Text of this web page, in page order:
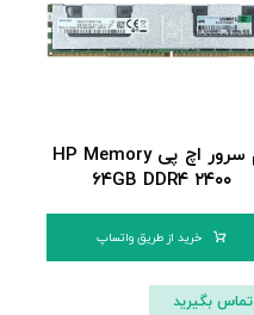
رم سرور اچ پی HP Memory
۶۴GB DDR۴ ۲۴۰۰
خرید از طریق واتساپ
تماس بگیرید